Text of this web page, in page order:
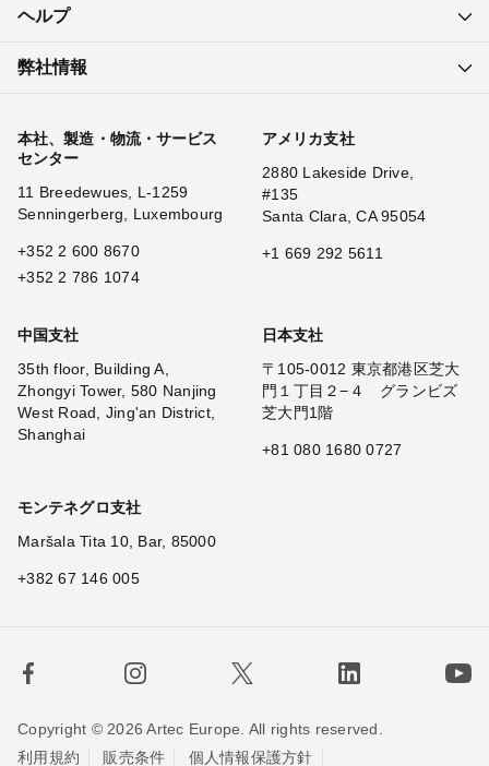
ヘルプ
弊社情報
本社、製造・物流・サービス
センター
11 Breedewues, L-1259
Senningerberg, Luxembourg
+352 2 600 8670
+352 2 786 1074
アメリカ支社
2880 Lakeside Drive,
#135
Santa Clara, CA 95054
+1 669 292 5611
中国支社
35th floor, Building A,
Zhongyi Tower, 580 Nanjing
West Road, Jing'an District,
Shanghai
日本支社
〒105-0012 東京都港区芝大
門１丁目２−４ グランビズ
芝大門1階
+81 080 1680 0727
モンテネグロ支社
Maršala Tita 10, Bar, 85000
+382 67 146 005
Copyright © 2026 Artec Europe. All rights reserved.
利用規約
販売条件 個人情報保護方針